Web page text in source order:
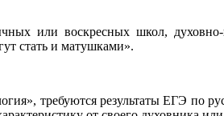
или воскресных школ,
стать и матушками».
требуются результаты ЕГЭ по